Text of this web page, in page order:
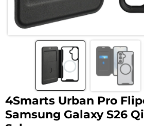
4Smarts Urban Pro
Samsung Galaxy S26